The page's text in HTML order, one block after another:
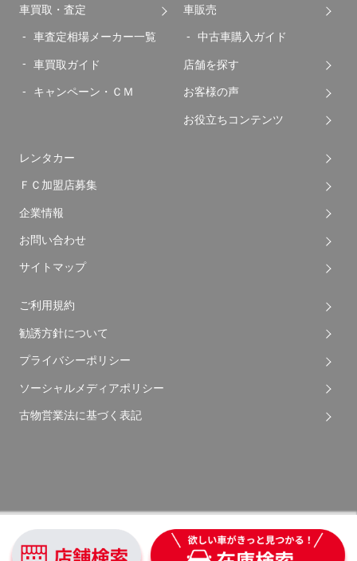
車買取・査定
車査定相場メーカー一覧
車買取ガイド
キャンペーン・ＣＭ
車販売
中古車購入ガイド
店舗を探す
お客様の声
お役立ちコンテンツ
レンタカー
ＦＣ加盟店募集
企業情報
お問い合わせ
サイトマップ
ご利用規約
勧誘方針について
プライバシーポリシー
ソーシャルメディアポリシー
古物営業法に基づく表記